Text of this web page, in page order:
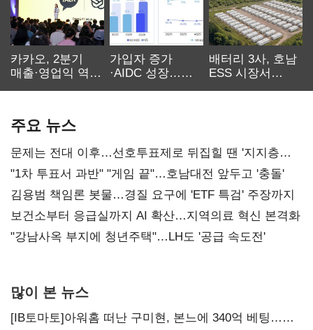
카카오, 2분기
매출·영업익 역대
가입자 증가
·AIDC 성장…
배터리 3사, 호남
ESS 시장서
주요 뉴스
문제는 전대 이후…선호투표제로 뒤집힐 땐 '지지층
불복'
"1차 투표서 과반" "게임 끝"…호남대전 앞두고 '충돌'
김용범 책임론 봇물…경질 요구에 'ETF 특검' 주장까지
보건소부터 응급실까지 AI 확산…지역의료 혁신 본격화
"강남사옥 부지에 청년주택"…LH도 '공급 속도전'
많이 본 뉴스
[IB토마토]아워홈 떠난 구미현, 본느에 340억 베팅…